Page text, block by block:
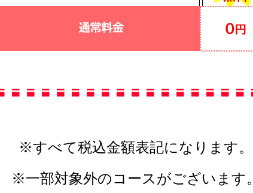
※すべて税込金額表記になります。
※一部対象外のコースがございます。